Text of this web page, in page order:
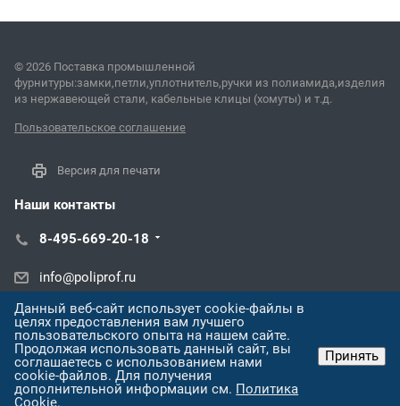
© 2026 Поставка промышленной
фурнитуры:замки,петли,уплотнитель,ручки из полиамида,изделия
из нержавеющей стали, кабельные клицы (хомуты) и т.д.
Пользовательское соглашение
Версия для печати
Наши контакты
8-495-669-20-18
info@poliprof.ru
Омская ул., 221
Данный веб-сайт использует cookie-файлы в
целях предоставления вам лучшего
пользовательского опыта на нашем сайте.
Продолжая использовать данный сайт, вы
соглашаетесь с использованием нами
cookie-файлов. Для получения
дополнительной информации см. Политика
Cookie.
Принять